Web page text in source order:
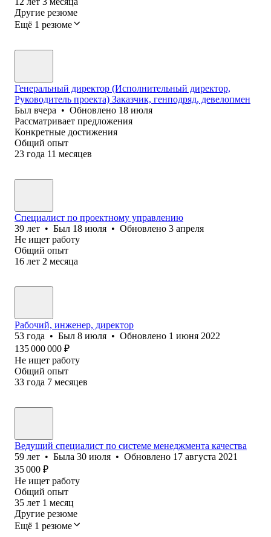
Другие резюме
Ещё 1 резюме
Генеральный директор (Исполнительный директор,
Руководитель проекта) Заказчик, генподряд, девелопмен
Был вчера • Обновлено 18 июля
Рассматривает предложения
Конкретные достижения
Общий опыт
23 года 11 месяцев
Специалист по проектному управлению
39 лет • Был 18 июля • Обновлено 3 апреля
Не ищет работу
Общий опыт
16 лет 2 месяца
Рабочий, инженер, директор
53 года • Был 8 июля • Обновлено 1 июня 2022
135 000 000 ₽
Не ищет работу
Общий опыт
33 года 7 месяцев
Ведущий специалист по системе менеджмента качества
59 лет • Была 30 июля • Обновлено 17 августа 2021
35 000 ₽
Не ищет работу
Общий опыт
35 лет 1 месяц
Другие резюме
Ещё 1 резюме